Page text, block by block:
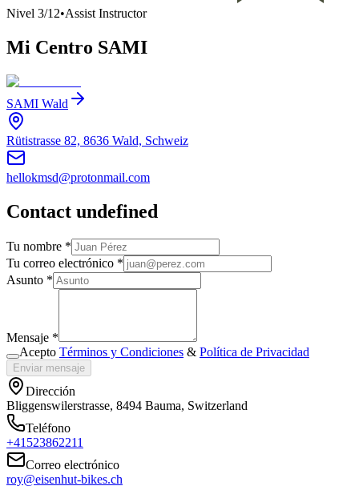
Nivel 3/12•Assist Instructor
Mi Centro SAMI
SAMI Wald
Rütistrasse 82, 8636 Wald, Schweiz
hellokmsd@protonmail.com
Contact undefined
Tu nombre *
Tu correo electrónico *
Asunto *
Mensaje *
Acepto Términos y Condiciones & Política de Privacidad
Enviar mensaje
Dirección
Bliggenswilerstrasse, 8494 Bauma, Switzerland
Teléfono
+41523862211
Correo electrónico
roy@eisenhut-bikes.ch